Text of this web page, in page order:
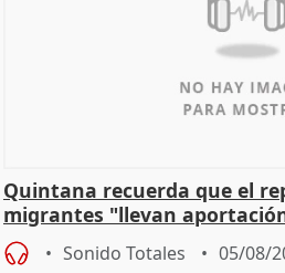
Quintana recuerda que el
migrantes "llevan
central
Sonido Totales 05/08/